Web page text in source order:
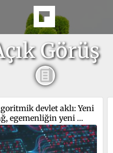
Görüş
devlet aklı: Yeni
egemenliğin yeni